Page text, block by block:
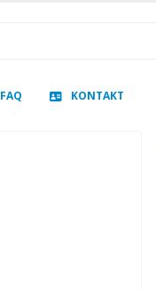
FAQ KONTAKT